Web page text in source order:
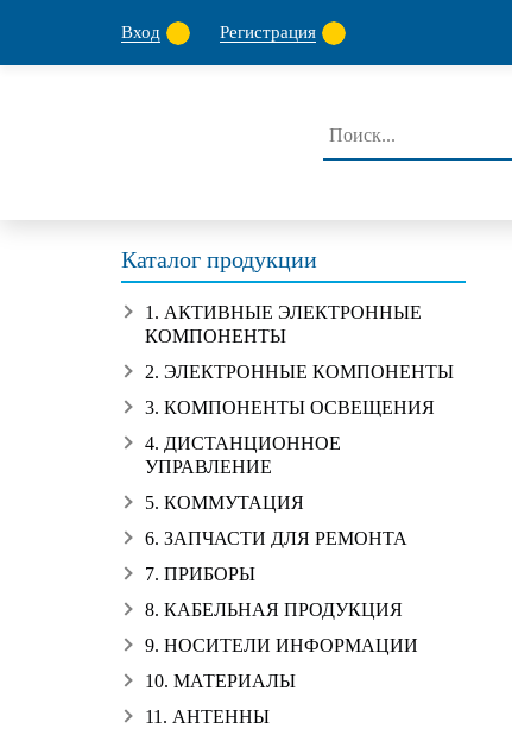
Вход Регистрация
Каталог продукции
1. АКТИВНЫЕ ЭЛЕКТРОННЫЕ
КОМПОНЕНТЫ
2. ЭЛЕКТРОННЫЕ КОМПОНЕНТЫ
3. КОМПОНЕНТЫ ОСВЕЩЕНИЯ
4. ДИСТАНЦИОННОЕ
УПРАВЛЕНИЕ
5. КОММУТАЦИЯ
6. ЗАПЧАСТИ ДЛЯ РЕМОНТА
7. ПРИБОРЫ
8. КАБЕЛЬНАЯ ПРОДУКЦИЯ
9. НОСИТЕЛИ ИНФОРМАЦИИ
10. МАТЕРИАЛЫ
11. АНТЕННЫ